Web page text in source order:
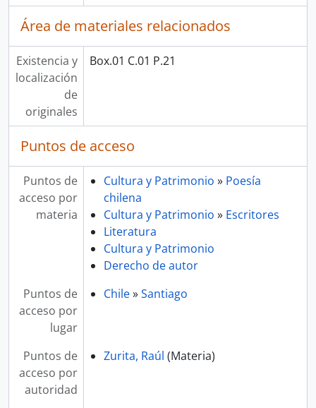
Área de materiales relacionados
Existencia y
localización
de
originales
Box.01 C.01 P.21
Puntos de acceso
Puntos de
acceso por
materia
Cultura y Patrimonio » Poesía
chilena
Cultura y Patrimonio » Escritores
Literatura
Cultura y Patrimonio
Derecho de autor
Puntos de
acceso por
lugar
Chile»Santiago
Puntos de
acceso por
autoridad
Zurita, Raúl (Materia)